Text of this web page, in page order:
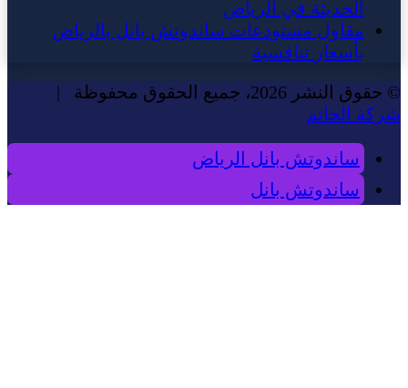
الحديثة في الرياض
مقاول مستودعات ساندوتش بانل بالرياض
بأسعار تنافسية
© حقوق النشر 2026، جميع الحقوق محفوظة |
شركة الحاتم
ساندوتش بانل الرياض
ساندوتش بانل